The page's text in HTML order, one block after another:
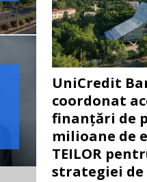
UniCredit
coordonat
finanțări de
milioane de
TEILOR
strategiei de